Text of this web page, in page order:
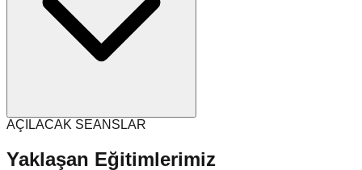
AÇILACAK SEANSLAR
Yaklaşan Eğitimlerimiz